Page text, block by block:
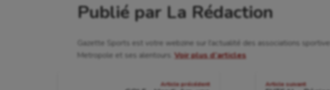
Publié par La Rédaction
Gazette Sports est votre webzine sur l'actualité des associations
Metropole et ses alentours. Voir plus d’articles
Article précédent Article suivant